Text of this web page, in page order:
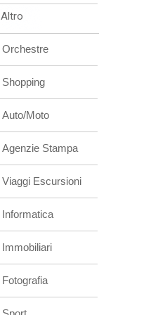
Altro
Orchestre
Shopping
Auto/Moto
Agenzie Stampa
Viaggi Escursioni
Informatica
Immobiliari
Fotografia